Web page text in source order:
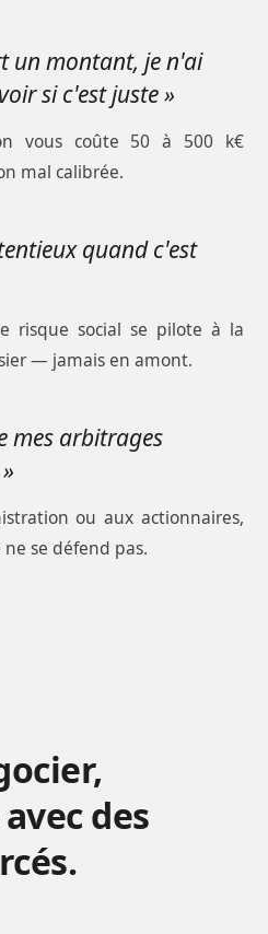
un montant, je n'ai
si c'est juste »
vous coûte 50 à 500 k€
mal calibrée.
quand c'est
risque social se pilote à la
— jamais en amont.
mes arbitrages
ou aux actionnaires,
se défend pas.
des